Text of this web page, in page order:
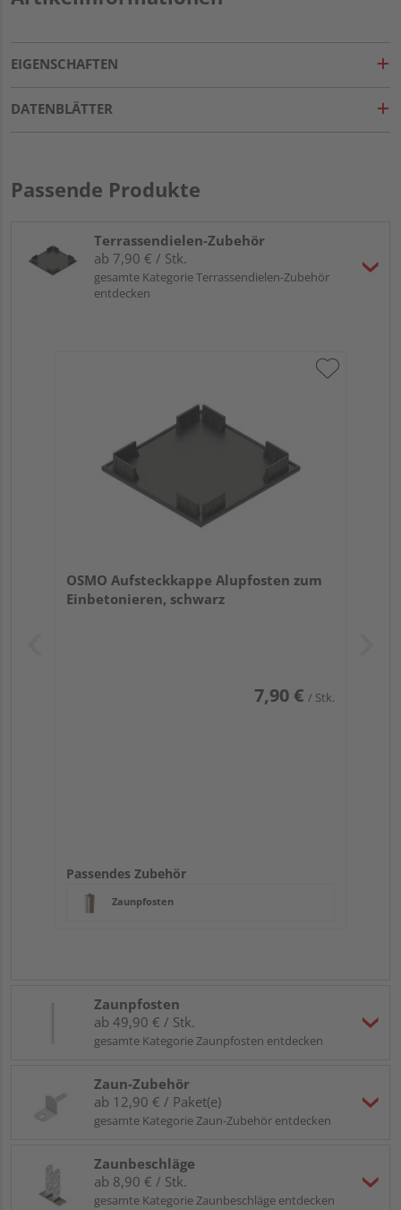
EIGENSCHAFTEN
DATENBLÄTTER
Passende Produkte
Terrassendielen-Zubehör
ab 7,90 € / Stk.
gesamte Kategorie Terrassendielen-Zubehör
entdecken
OSMO Aufsteckkappe Alupfosten zum
Einbetonieren, schwarz
7,90 € / Stk.
Passendes Zubehör
Zaunpfosten
Zaunpfosten
ab 49,90 € / Stk.
gesamte Kategorie Zaunpfosten entdecken
Zaun-Zubehör
ab 12,90 € / Paket(e)
gesamte Kategorie Zaun-Zubehör entdecken
Zaunbeschläge
ab 8,90 € / Stk.
gesamte Kategorie Zaunbeschläge entdecken